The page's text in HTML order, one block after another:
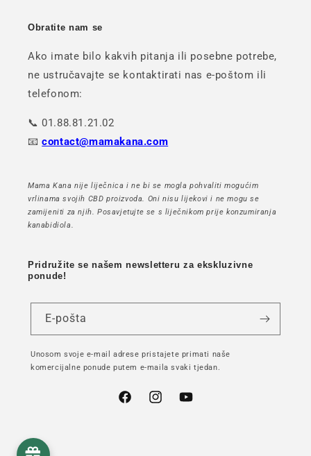
Obratite nam se
Ako imate bilo kakvih pitanja ili posebne potrebe,
ne ustručavajte se kontaktirati nas e-poštom ili
telefonom:
📞 01.88.81.21.02
📧contact@mamakana.com
Mama Kana nije liječnica i ne bi se mogla pohvaliti mogućim
vrlinama svojih CBD proizvoda. Oni nisu lijekovi i ne mogu se
zamijeniti za njih. Posavjetujte se s liječnikom prije konzumiranja
kanabidiola.
Pridružite se našem newsletteru za ekskluzivne
ponude!
E-pošta
Unosom svoje e-mail adrese pristajete primati naše
komercijalne ponude putem e-maila svaki tjedan.
FacebookInstagramYouTube